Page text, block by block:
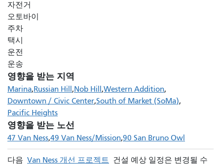
자전거
오토바이
주차
택시
운전
운송
영향을 받는 지역
Marina Russian Hill Nob Hill
Western Addition
Downtown / Civic Center South of Market (SoMa)
Pacific Heights
영향을 받는 노선
47 Van Ness 49 Van Ness/Mission 90 San Bruno Owl
다음 Van Ness 개선 프로젝트 건설 예상 일정은 변경될 수